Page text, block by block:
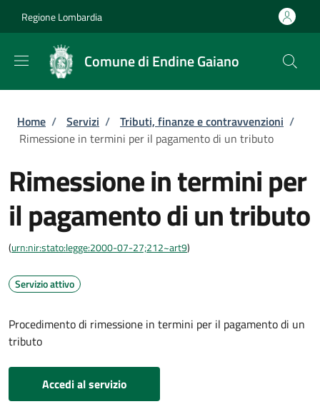
Regione Lombardia
Comune di Endine Gaiano
Briciole di pane
Home / Servizi / Tributi, finanze e contravvenzioni /
Rimessione in termini per il pagamento di un tributo
Rimessione in termini per
il pagamento di un tributo
(urn:nir:stato:legge:2000-07-27;212~art9)
Servizio attivo
Procedimento di rimessione in termini per il pagamento di un
tributo
Accedi al servizio